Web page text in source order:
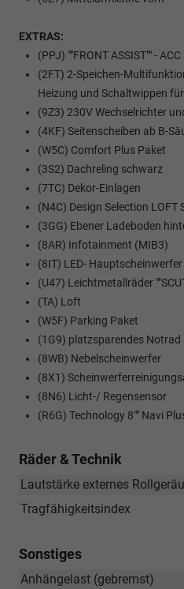
EXTRAS:
(PPJ) ""FRONT ASSIST"" -
(2FT) 2-Speichen-
Heizung und Schaltwippen für
(9Z3) 230V Wechselrichter
(4KF) Seitenscheiben ab B-
(W5C) Comfort Plus Paket
(3S2) Dachreling schwarz
(7TC) Dekor-Einlagen
(N4C) Design Selection LOFT
(3GG) Ebener Ladeboden
(8AR) Infotainment (MIB3)
(8IT) LED- Hauptscheinwerfer
(U47) Leichtmetallräder
(TA) Loft
(W5F) Parking Paket
(1G9) platzsparendes Notrad
(8WB) Nebelscheinwerfer
(8X1)
(8N6) Licht-/ Regensensor
(R6G) Technology 8"" Navi
Räder & Technik
Lautstärke externes
Tragfähigkeitsindex
Sonstiges
Anhängelast (gebremst)